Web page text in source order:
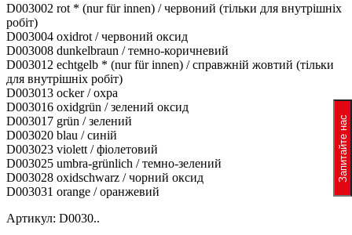
D003002 rot * (nur für innen) / червоний (тільки для внутрішніх
робіт)
D003004 oxidrot / червоний оксид
D003008 dunkelbraun / темно-коричневий
D003012 echtgelb * (nur für innen) / справжній жовтий (тільки
для внутрішніх робіт)
D003013 ocker / охра
D003016 oxidgrün / зелений оксид
D003017 grün / зелений
D003020 blau / синій
D003023 violett / фіолетовий
D003025 umbra-grünlich / темно-зелений
D003028 oxidschwarz / чорний оксид
D003031 orange / оранжевий
Артикул: D0030..
Запитайте нас